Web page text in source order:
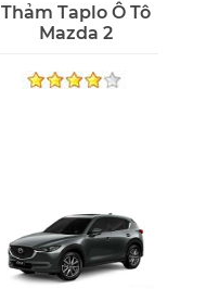
Thảm Taplo Ô Tô
Mazda 2